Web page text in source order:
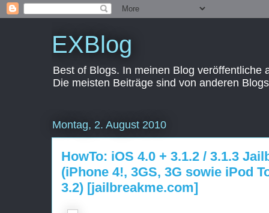
EXBlog
Best of Blogs. In meinen Blog
Die meisten Beiträge sind von anderen
Montag, 2. August 2010
HowTo: iOS 4.0 + 3.1.2 / 3.1.3
(iPhone 4!, 3GS, 3G sowie iPod
3.2) [jailbreakme.com]